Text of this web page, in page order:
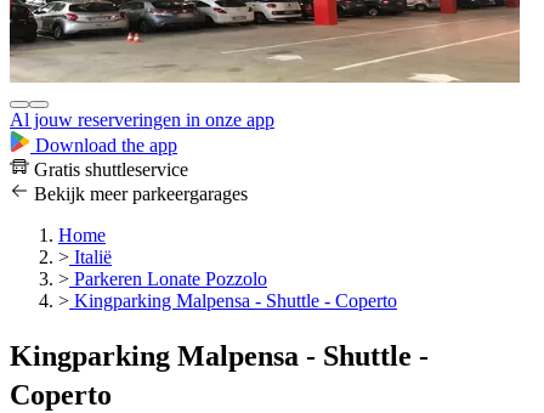
Al jouw reserveringen in onze app
Download the app
Gratis shuttleservice
Bekijk meer parkeergarages
Home
> Italië
> Parkeren Lonate Pozzolo
> Kingparking Malpensa - Shuttle - Coperto
Kingparking Malpensa - Shuttle -
Coperto